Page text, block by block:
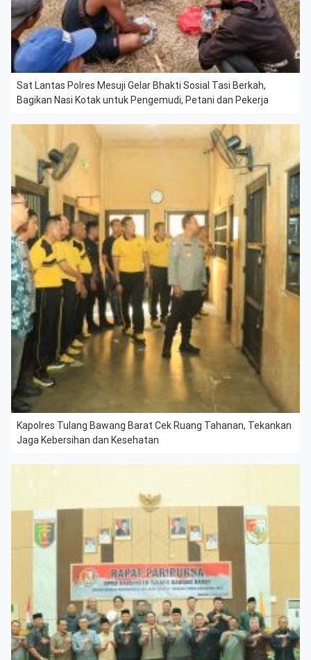
Sat Lantas Polres Mesuji Gelar Bhakti Sosial Tasi Berkah,
Bagikan Nasi Kotak untuk Pengemudi, Petani dan Pekerja
Kapolres Tulang Bawang Barat Cek Ruang Tahanan, Tekankan
Jaga Kebersihan dan Kesehatan